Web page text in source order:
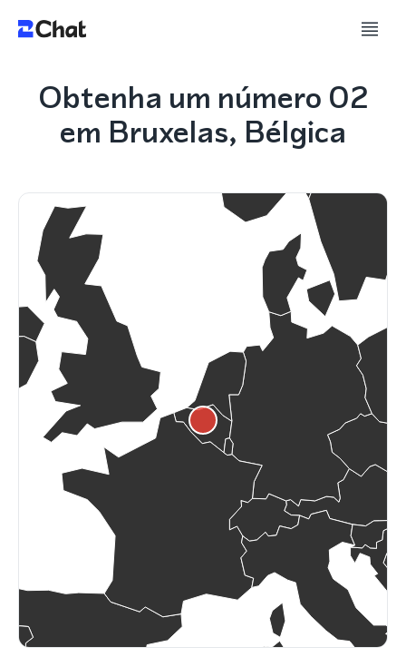
Obtenha um número 02
em Bruxelas, Bélgica